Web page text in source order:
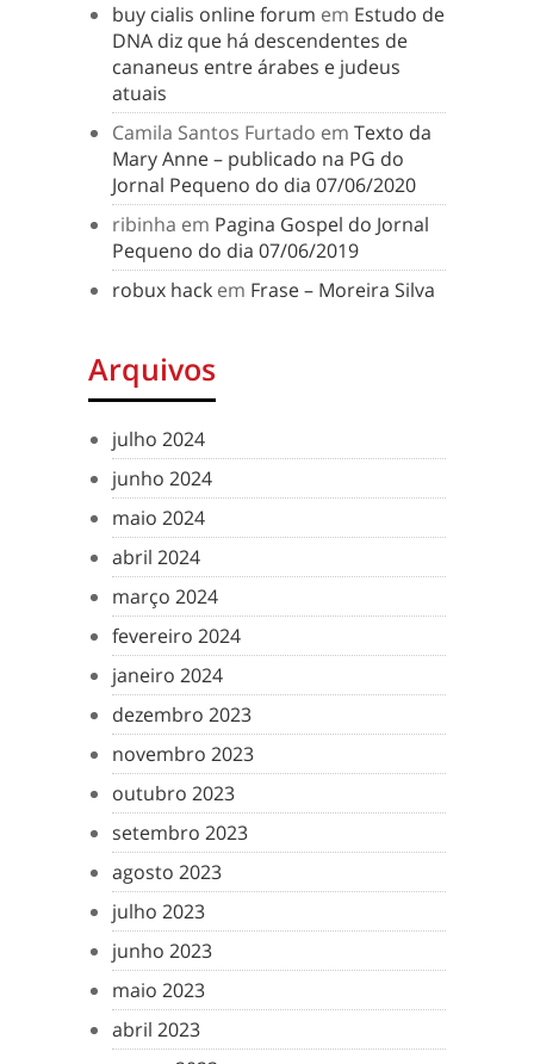
buy cialis online forum em Estudo de
DNA diz que há descendentes de
cananeus entre árabes e judeus
atuais
Camila Santos Furtado em Texto da
Mary Anne – publicado na PG do
Jornal Pequeno do dia 07/06/2020
ribinha em Pagina Gospel do Jornal
Pequeno do dia 07/06/2019
robux hack em Frase – Moreira Silva
Arquivos
julho 2024
junho 2024
maio 2024
abril 2024
março 2024
fevereiro 2024
janeiro 2024
dezembro 2023
novembro 2023
outubro 2023
setembro 2023
agosto 2023
julho 2023
junho 2023
maio 2023
abril 2023